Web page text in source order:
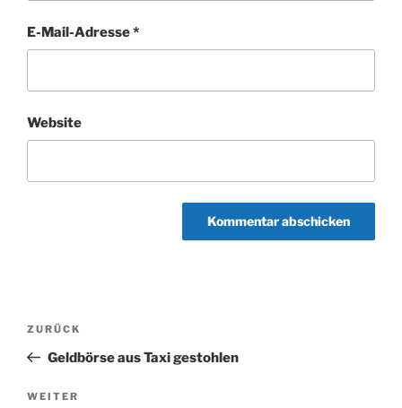
E-Mail-Adresse*
Website
Beitragsnavigation
Vorheriger
Beitrag
ZURÜCK
Geldbörse aus Taxi gestohlen
Nächster
WEITER